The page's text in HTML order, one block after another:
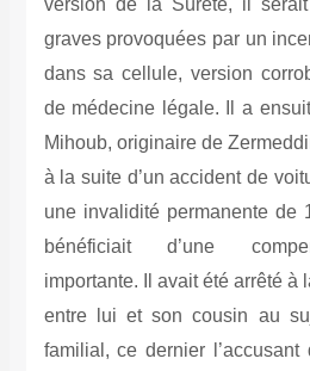
version de la Sûreté, il
graves provoquées par un
dans sa cellule, version
de médecine légale. Il a
Mihoub, originaire de
à la suite d’un accident de
une invalidité permanente de
bénéficiait d’une
importante. Il avait été arrêté à
entre lui et son cousin au
familial, ce dernier